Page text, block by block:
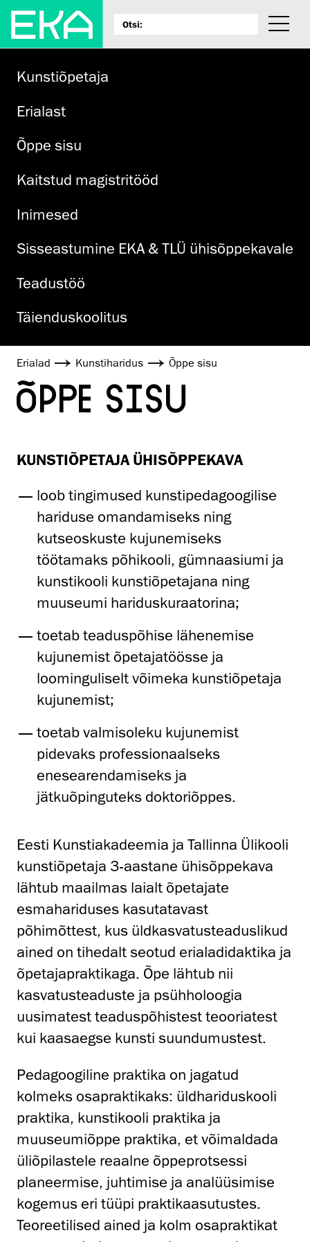
Kunstiõpetaja
Erialast
Õppe sisu
Kaitstud magistritööd
Inimesed
Sisseastumine EKA & TLÜ ühisõppekavale
Teadustöö
Täienduskoolitus
Erialad Kunstiharidus Õppe sisu
ÕPPE SISU
KUNSTIÕPETAJA ÜHISÕPPEKAVA
loob tingimused kunstipedagoogilise
hariduse omandamiseks ning
kutseoskuste kujunemiseks
töötamaks põhikooli, gümnaasiumi ja
kunstikooli kunstiõpetajana ning
muuseumi hariduskuraatorina;
toetab teaduspõhise lähenemise
kujunemist õpetajatöösse ja
loominguliselt võimeka kunstiõpetaja
kujunemist;
toetab valmisoleku kujunemist
pidevaks professionaalseks
enesearendamiseks ja
jätkuõpinguteks doktoriõppes.
Eesti Kunstiakadeemia ja Tallinna Ülikooli
kunstiõpetaja 3-aastane ühisõppekava
lähtub maailmas laialt õpetajate
esmahariduses kasutatavast
põhimõttest, kus üldkasvatusteaduslikud
ained on tihedalt seotud erialadidaktika ja
õpetajapraktikaga. Õpe lähtub nii
kasvatusteaduste ja psühholoogia
uusimatest teaduspõhistest teooriatest
kui kaasaegse kunsti suundumustest.
Pedagoogiline praktika on jagatud
kolmeks osapraktikaks: üldhariduskooli
praktika, kunstikooli praktika ja
muuseumiõppe praktika, et võimaldada
üliõpilastele reaalne õppeprotsessi
planeermise, juhtimise ja analüüsimise
kogemus eri tüüpi praktikaasutustes.
Teoreetilised ained ja kolm osapraktikat